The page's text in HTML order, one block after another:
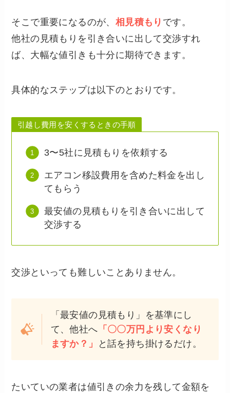
そこで重要になるのが、 相見積もり です。
他社の見積もりを引き合いに出して交渉すれ
ば、大幅な値引きも十分に期待できます。
具体的なステップは以下のとおりです。
引越し費用を安くするときの手順
3〜5社に見積もりを依頼する
エアコン移設費用を含めた料金を出し
てもらう
最安値の見積もりを引き合いに出して
交渉する
交渉といっても難しいことありません。
「最安値の見積もり」を基準にし
て、他社へ 「〇〇万円より安くなり
ますか？」
と話を持ち掛けるだけ。
たいていの業者は値引きの余力を残して金額を